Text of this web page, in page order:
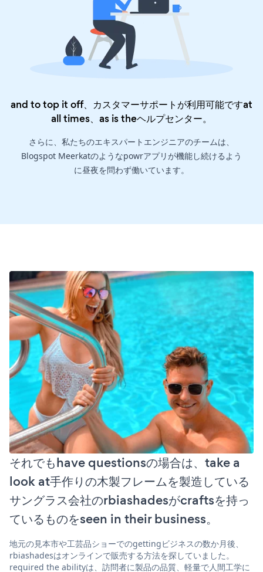
and to top it off、カスタマーサポートが利用可能ですat
all times、as is theヘルプセンター。
さらに、私たちのエキスパートエンジニアのチームは、
Blogspot Meerkatのようなpowrアプリが機能し続けるよう
に昼夜を問わず働いています。
それでもhave questionsの場合は、take a
look at手作りの木製フレームを製造している
サングラス会社のrbiashadesがcraftsを持っ
ているものをseen in their business。
地元の見本市や工芸品ショーでのgettingビジネスの数か月後、
rbiashadesはオンラインで販売する方法を探していました。
required the abilityは、訪問者に製品の品質、軽量で人間工学に